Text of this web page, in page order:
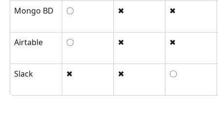
Mongo BD 〇 ✖ ✖
Airtable 〇 ✖ ✖
Slack ✖ ✖ 〇